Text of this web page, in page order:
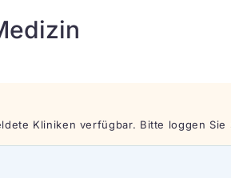
Kliniken verfügbar. Bitte loggen